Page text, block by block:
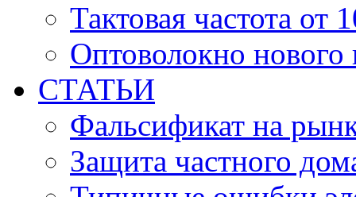
Тактовая частота от
Оптоволокно нового
СТАТЬИ
Фальсификат на
Защита частного